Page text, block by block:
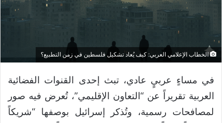
الخطاب الإعلامي العربي: كيف يُعاد تشكيل فلسطين في زمن التطبيع؟
في مساءٍ عربيٍ عادي، تبث إحدى القنوات الفضائية
العربية تقريراً عن “التعاون الإقليمي”، تُعرض فيه صور
لمصافحات رسمية، وتُذكر إسرائيل بوصفها “شريكاً